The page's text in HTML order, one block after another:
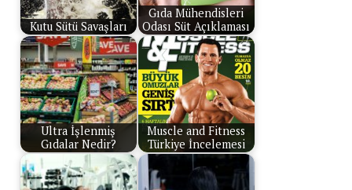
Kutu Sütü Savaşları
Gıda Mühendisleri
Odası Süt Açıklaması
Ultra İşlenmiş
Gıdalar Nedir?
Muscle and Fitness
Türkiye İncelemesi